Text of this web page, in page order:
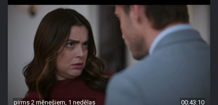
pirms 2 mēnešiem, 1 nedēļas 00:43:10